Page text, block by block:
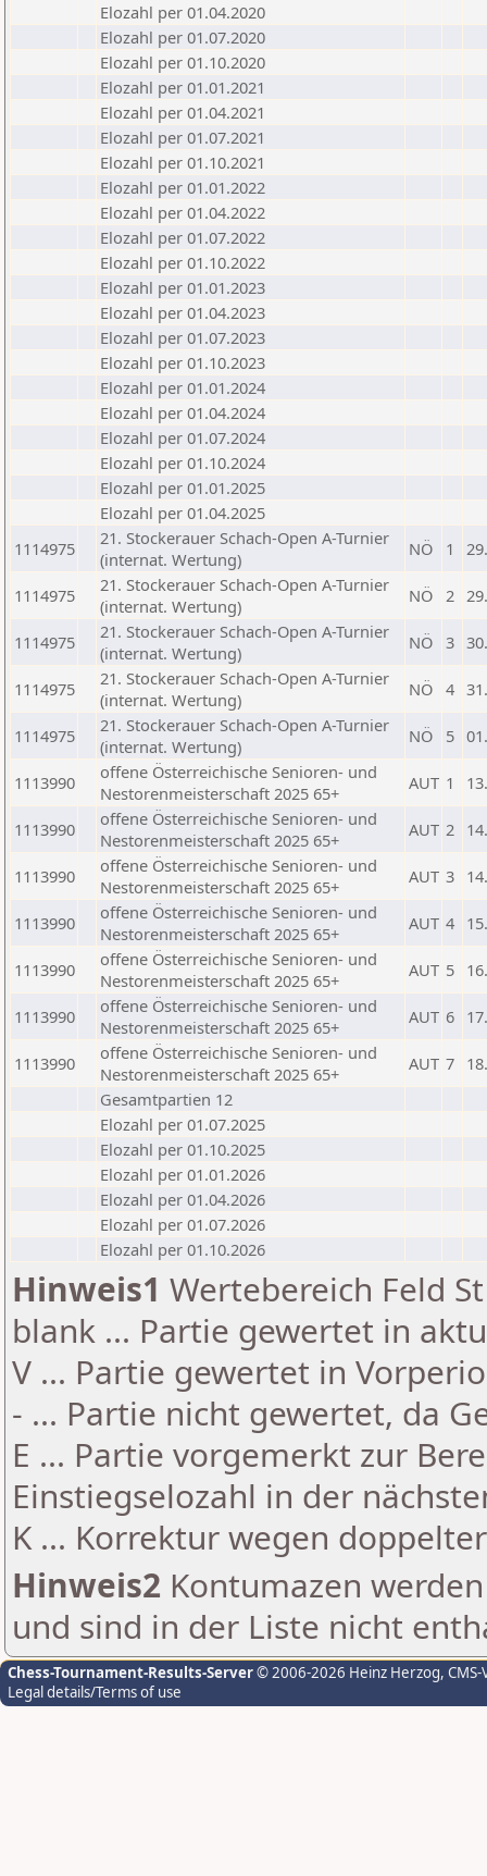
Elozahl per 01.04.2020
Elozahl per 01.07.2020
Elozahl per 01.10.2020
Elozahl per 01.01.2021
Elozahl per 01.04.2021
Elozahl per 01.07.2021
Elozahl per 01.10.2021
Elozahl per 01.01.2022
Elozahl per 01.04.2022
Elozahl per 01.07.2022
Elozahl per 01.10.2022
Elozahl per 01.01.2023
Elozahl per 01.04.2023
Elozahl per 01.07.2023
Elozahl per 01.10.2023
Elozahl per 01.01.2024
Elozahl per 01.04.2024
Elozahl per 01.07.2024
Elozahl per 01.10.2024
Elozahl per 01.01.2025
Elozahl per 01.04.2025
1114975
21. Stockerauer Schach-Open A-Turnier
(internat. Wertung)
NÖ 1
1114975
21. Stockerauer Schach-Open A-Turnier
(internat. Wertung)
NÖ 2
1114975
21. Stockerauer Schach-Open A-Turnier
(internat. Wertung)
NÖ 3
1114975
21. Stockerauer Schach-Open A-Turnier
(internat. Wertung)
NÖ 4
1114975
21. Stockerauer Schach-Open A-Turnier
(internat. Wertung)
NÖ 5
1113990
offene Österreichische Senioren- und
Nestorenmeisterschaft 2025 65+
AUT 1
1113990
offene Österreichische Senioren- und
Nestorenmeisterschaft 2025 65+
AUT 2
1113990
offene Österreichische Senioren- und
Nestorenmeisterschaft 2025 65+
AUT 3
1113990
offene Österreichische Senioren- und
Nestorenmeisterschaft 2025 65+
AUT 4
1113990
offene Österreichische Senioren- und
Nestorenmeisterschaft 2025 65+
AUT 5
1113990
offene Österreichische Senioren- und
Nestorenmeisterschaft 2025 65+
AUT 6
1113990
offene Österreichische Senioren- und
Nestorenmeisterschaft 2025 65+
AUT 7
Gesamtpartien 12
Elozahl per 01.07.2025
Elozahl per 01.10.2025
Elozahl per 01.01.2026
Elozahl per 01.04.2026
Elozahl per 01.07.2026
Elozahl per 01.10.2026
Hinweis1 Wertebereich Feld
blank ... Partie gewertet in
V ... Partie gewertet in
- ... Partie nicht gewertet, da
E ... Partie vorgemerkt zur
Einstiegselozahl in der
K ... Korrektur wegen
Hinweis2 Kontumazen
und sind in der Liste nicht
Chess-Tournament-Results-Server© 2006-2026 Heinz Herzog,
Legal details/Terms of use